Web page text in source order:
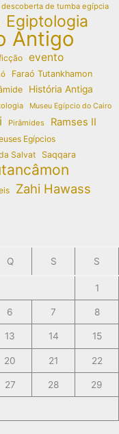
descoberta de tumba egípcia
Egiptologia
Antigo
evento
Faraó Tutankhamon
História Antiga
Museu Egípcio do Cairo
Pirâmides Ramses II
Egípcios
Salvat
Saqqara
Zahi Hawass
Q S S
1
6 7 8
13 14 15
20 21 22
27 28 29